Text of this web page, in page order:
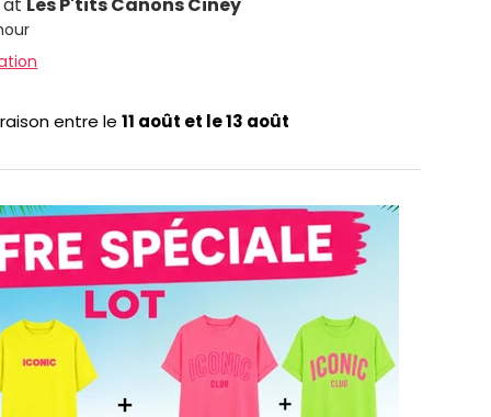
at Les P'tits Canons Ciney
entre le 11 août et le13 août